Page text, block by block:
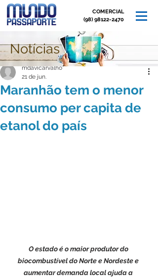
COMERCIAL
(98) 98122-2470
Post
Maranhão tem o menor
consumo per capita de
etanol do país
mdavicarvalho
21 de jun.
O estado é o maior produtor do
biocombustível do Norte e Nordeste e
aumentar demanda local ajuda a
Notícias